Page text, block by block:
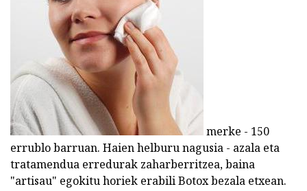
merke - 150
errublo barruan. Haien helburu nagusia - azala eta
tratamendua erredurak zaharberritzea, baina
"artisau" egokitu horiek erabili Botox bezala etxean.